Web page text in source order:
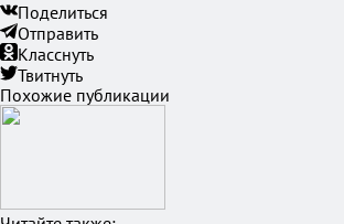
Поделиться
Отправить
Класснуть
Твитнуть
Похожие публикации